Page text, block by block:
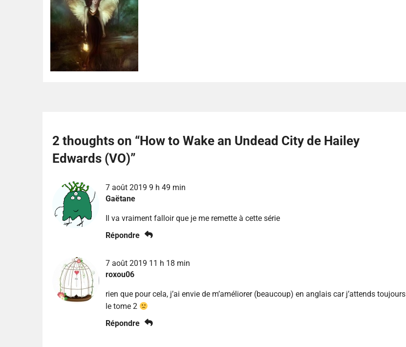
2 thoughts on “How to Wake an Undead City de Hailey
Edwards (VO)”
7 août 2019 9 h 49 min
Gaëtane
Il va vraiment falloir que je me remette à cette série
Répondre
7 août 2019 11 h 18 min
roxou06
rien que pour cela, j’ai envie de m’améliorer (beaucoup) en anglais car j’attends toujours
le tome 2
Répondre